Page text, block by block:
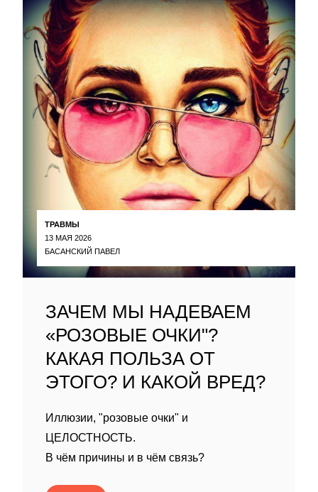
ТРАВМЫ
13 МАЯ 2026
БАСАНСКИЙ ПАВЕЛ
ЗАЧЕМ МЫ НАДЕВАЕМ
«РОЗОВЫЕ ОЧКИ"?
КАКАЯ ПОЛЬЗА ОТ
ЭТОГО? И КАКОЙ ВРЕД?
Иллюзии, "розовые очки" и
ЦЕЛОСТНОСТЬ.
В чём причины и в чём связь?